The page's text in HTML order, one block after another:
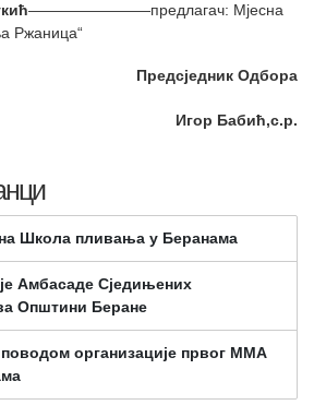
————————предлагач: Мјесна
Ржаница“
Предсједник Одбора
Игор Бабић,с.р.
Школа пливања у Беранама
Амбасаде Сједињених
Општини Беране
организације првог ММА